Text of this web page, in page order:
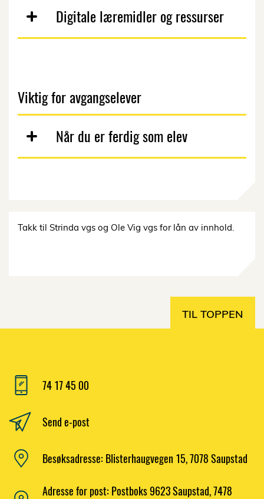
Digitale læremidler og ressurser
Viktig for avgangselever
Når du er ferdig som elev
Takk til Strinda vgs og Ole Vig vgs for lån av innhold.
TIL TOPPEN
74 17 45 00
Send e-post
Besøksadresse: Blisterhaugvegen 15, 7078 Saupstad
Adresse for post: Postboks 9623 Saupstad, 7478